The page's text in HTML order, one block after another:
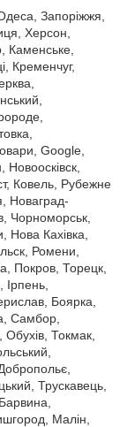
Запоріжжя,
Херсон,
Каменське,
Кременчуг,
Google,
Ковель, Рубежне
Новаград-
Чорноморськ,
Нова Кахівка,
Ромени,
Покров, Торецк,
Боярка,
Самбор,
Обухів, Токмак,
Трускавець,
Малін,